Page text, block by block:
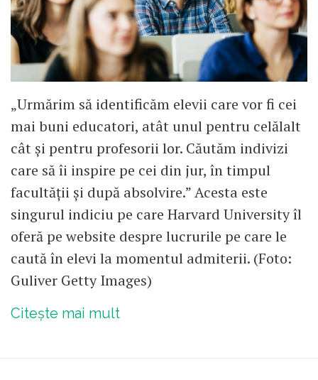
„Urmărim să identificăm elevii care vor fi cei
mai buni educatori, atât unul pentru celălalt
cât și pentru profesorii lor. Căutăm indivizi
care să îi inspire pe cei din jur, în timpul
facultății și după absolvire.” Acesta este
singurul indiciu pe care Harvard University îl
oferă pe website despre lucrurile pe care le
caută în elevi la momentul admiterii. (Foto:
Guliver Getty Images)
Citește mai mult